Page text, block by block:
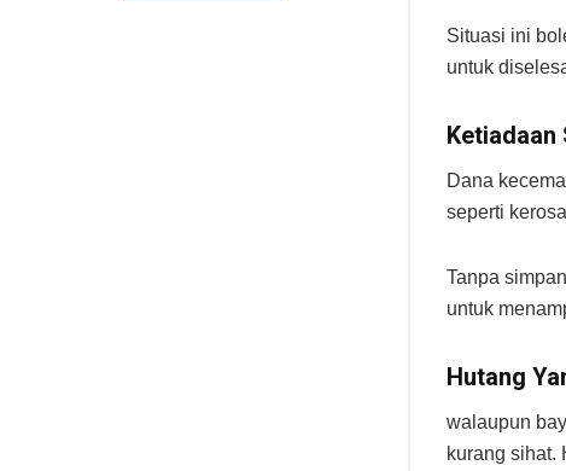
Situasi ini
untuk
Ketiadaan
Dana
seperti
Tanpa
untuk
Hutang
walaupun
kurang sihat.